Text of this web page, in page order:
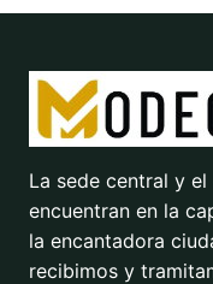
La sede central y
encuentran en la
la encantadora
recibimos y